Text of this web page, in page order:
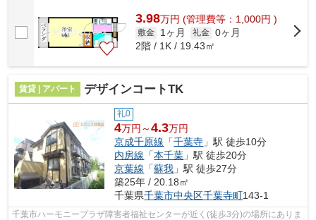
3.98万円 (管理費等：1,000円 )
敷金 1ヶ月 礼金 0ヶ月
2階 / 1K / 19.43㎡
賃貸 | アパート デザインコートTK
礼0
4万円～4.3万円
京成千原線 「千葉寺 」駅 徒歩10分
内房線 「本千葉 」駅 徒歩20分
京葉線 「蘇我 」駅 徒歩27分
築25年 / 20.18㎡
千葉県千葉市中央区千葉寺町143-1
千葉市ハーモニープラザ障害者福祉センターが近く(徒歩3分)の場所にありま